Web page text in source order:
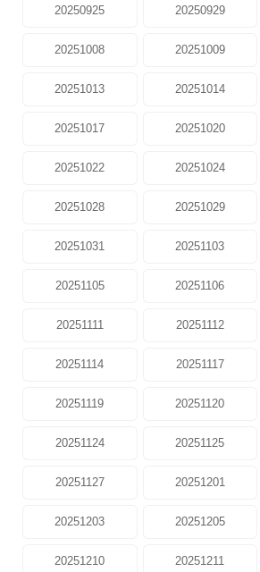
20250925 20250929
20251008 20251009
20251013 20251014
20251017 20251020
20251022 20251024
20251028 20251029
20251031 20251103
20251105 20251106
20251111 20251112
20251114 20251117
20251119 20251120
20251124 20251125
20251127 20251201
20251203 20251205
20251210 20251211